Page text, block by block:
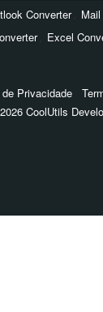
Converter
Excel
Privacidade
CoolUtils